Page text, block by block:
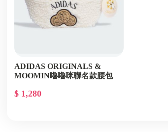
ADIDAS ORIGINALS &
MOOMIN嚕嚕咪聯名款腰包
$ 1,280